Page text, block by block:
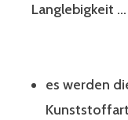
Langlebigkeit …
es werden